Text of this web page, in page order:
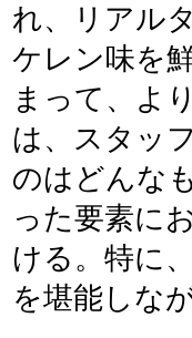
れ、リアル
ケレン味を
まって、よ
は、スタッ
のはどんな
った要素に
ける。特に
を堪能しな